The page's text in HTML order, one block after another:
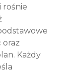
rośnie
oraz
Każdy